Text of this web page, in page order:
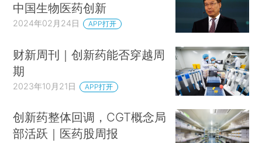
中国生物医药创新
2024年02月24日 APP打开
财新周刊｜创新药能否穿越周
期
2023年10月21日 APP打开
创新药整体回调，CGT概念局
部活跃｜医药股周报